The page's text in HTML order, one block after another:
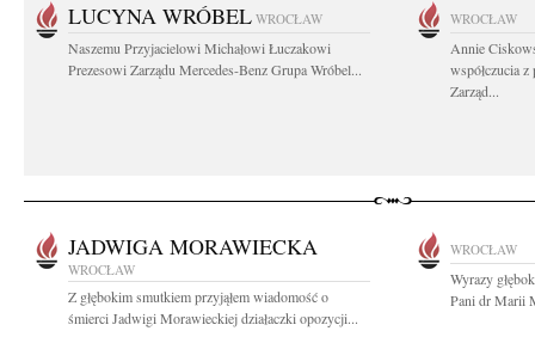
LUCYNA WRÓBEL WROCŁAW
Naszemu Przyjacielowi Michałowi Łuczakowi
Prezesowi Zarządu Mercedes-Benz Grupa Wróbel...
WROCŁAW
Annie
współczucia
Zarząd...
JADWIGA MORAWIECKA
WROCŁAW
Z głębokim smutkiem przyjąłem wiadomość o
śmierci Jadwigi Morawieckiej działaczki opozycji...
WROCŁAW
Wyrazy
Pani dr Marii